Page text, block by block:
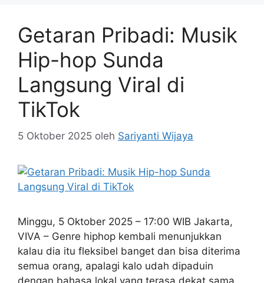
Getaran Pribadi: Musik
Hip-hop Sunda
Langsung Viral di
TikTok
5 Oktober 2025 oleh Sariyanti Wijaya
Minggu, 5 Oktober 2025 – 17:00 WIB Jakarta,
VIVA – Genre hiphop kembali menunjukkan
kalau dia itu fleksibel banget dan bisa diterima
semua orang, apalagi kalo udah dipaduin
dengan bahasa lokal yang terasa dekat sama